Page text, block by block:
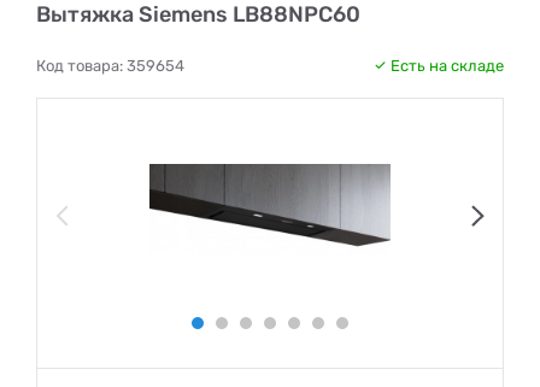
Вытяжка Siemens LB88NPC60
Код товара: 359654 Есть на складе